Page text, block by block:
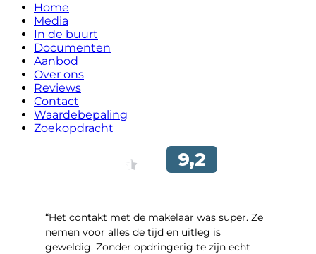
Home
Media
In de buurt
Documenten
Aanbod
Over ons
Reviews
Contact
Waardebepaling
Zoekopdracht
“Het contakt met de makelaar was super. Ze
nemen voor alles de tijd en uitleg is
geweldig. Zonder opdringerig te zijn echt